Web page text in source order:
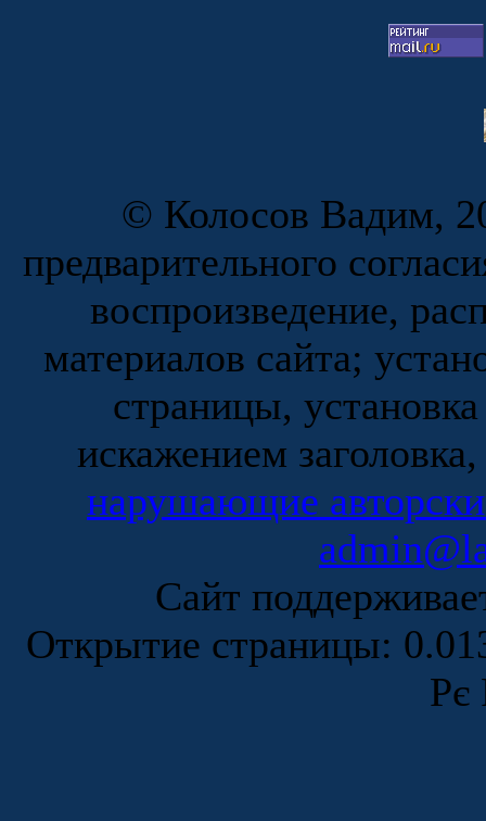
© Колосов Вадим,
предварительного
воспроизведение,
материалов сайта;
страницы,
искажением
нарушающие
Сайт
Открытие страницы:
Рє